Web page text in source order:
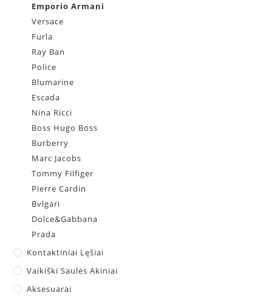
Emporio Armani
Versace
Furla
Ray Ban
Police
Blumarine
Escada
Nina Ricci
Boss Hugo Boss
Burberry
Marc Jacobs
Tommy Filfiger
Pierre Cardin
Bvlgari
Dolce&Gabbana
Prada
Kontaktiniai Lęšiai
Vaikiški Saulės Akiniai
Aksesuarai